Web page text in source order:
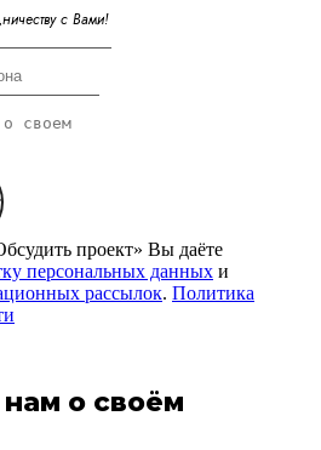
ничеству с Вами!
проект» Вы даёте
персональных данных и
рассылок. Политика
о своём